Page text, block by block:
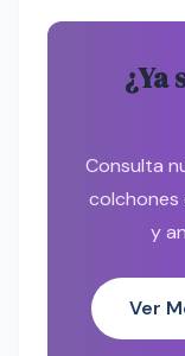
¿Ya
Consulta
colchones
y
Ver